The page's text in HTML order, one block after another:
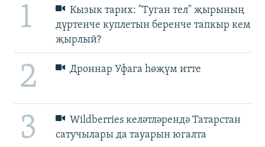
1
Кызык тарих: "Туган тел" җырының
дүртенче куплетын беренче тапкыр кем
җырлый?
2 Дроннар Уфага һөҗүм итте
3
Wildberries келәтләрендә Татарстан
сатучылары да тауарын югалта